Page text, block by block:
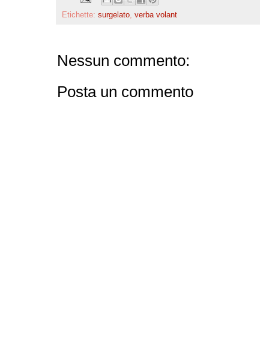
Etichette: surgelato, verba volant
Nessun commento:
Posta un commento